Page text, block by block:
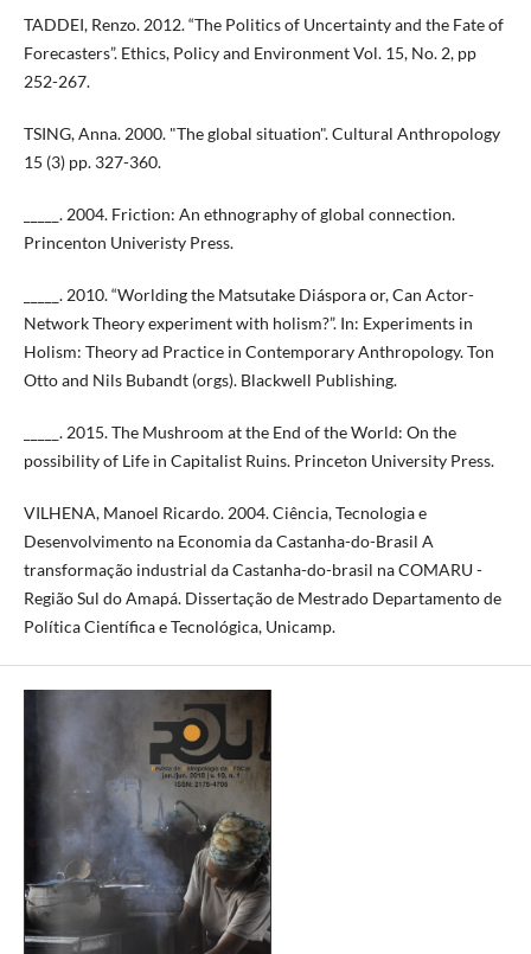
TADDEI, Renzo. 2012. “The Politics of Uncertainty and the Fate of
Forecasters”. Ethics, Policy and Environment Vol. 15, No. 2, pp
252-267.
TSING, Anna. 2000. "The global situation". Cultural Anthropology
15 (3) pp. 327-360.
_____. 2004. Friction: An ethnography of global connection.
Princenton Univeristy Press.
_____. 2010. “Worlding the Matsutake Diáspora or, Can Actor-
Network Theory experiment with holism?”. In: Experiments in
Holism: Theory ad Practice in Contemporary Anthropology. Ton
Otto and Nils Bubandt (orgs). Blackwell Publishing.
_____. 2015. The Mushroom at the End of the World: On the
possibility of Life in Capitalist Ruins. Princeton University Press.
VILHENA, Manoel Ricardo. 2004. Ciência, Tecnologia e
Desenvolvimento na Economia da Castanha-do-Brasil A
transformação industrial da Castanha-do-brasil na COMARU -
Região Sul do Amapá. Dissertação de Mestrado Departamento de
Política Científica e Tecnológica, Unicamp.